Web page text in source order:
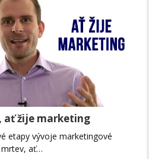
ať žije marketing
etapy vývoje marketingové
mrtev, ať…